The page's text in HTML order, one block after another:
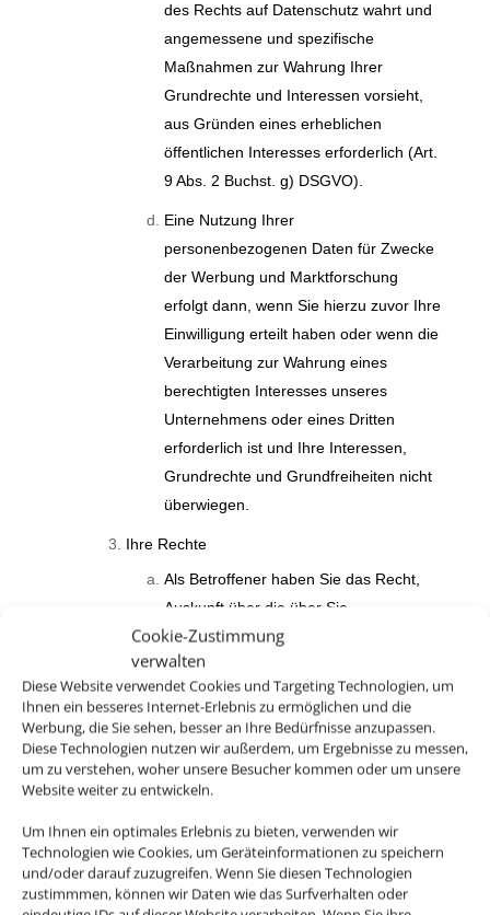
Cookie-Zustimmung
verwalten
Diese Website verwendet Cookies und Targeting Technologien, um
Ihnen ein besseres Internet-Erlebnis zu ermöglichen und die
Werbung, die Sie sehen, besser an Ihre Bedürfnisse anzupassen.
Diese Technologien nutzen wir außerdem, um Ergebnisse zu messen,
um zu verstehen, woher unsere Besucher kommen oder um unsere
Website weiter zu entwickeln.
Um Ihnen ein optimales Erlebnis zu bieten, verwenden wir
Technologien wie Cookies, um Geräteinformationen zu speichern
und/oder darauf zuzugreifen. Wenn Sie diesen Technologien
zustimmmen, können wir Daten wie das Surfverhalten oder
des Rechts auf Datenschutz wahrt und
angemessene und spezifische
Maßnahmen zur Wahrung Ihrer
Grundrechte und Interessen vorsieht,
aus Gründen eines erheblichen
öffentlichen Interesses erforderlich (Art.
9 Abs. 2 Buchst. g) DSGVO).
Eine Nutzung Ihrer
personenbezogenen Daten für Zwecke
der Werbung und Marktforschung
erfolgt dann, wenn Sie hierzu zuvor Ihre
Einwilligung erteilt haben oder wenn die
Verarbeitung zur Wahrung eines
berechtigten Interesses unseres
Unternehmens oder eines Dritten
erforderlich ist und Ihre Interessen,
Grundrechte und Grundfreiheiten nicht
überwiegen.
Ihre Rechte
Als Betroffener haben Sie das Recht,
Auskunft über die über Sie
gespeicherten Daten und den Umfang
der vorgenommenen
Datenverarbeitung und -weitergabe zu
verlangen und eine Kopie der über Sie
gespeicherten personenbezogenen
Daten zu erhalten.
unverzüglich die Berichtigung Sie
betreffender unrichtiger sowie die
Vervollständigung unvollständiger über